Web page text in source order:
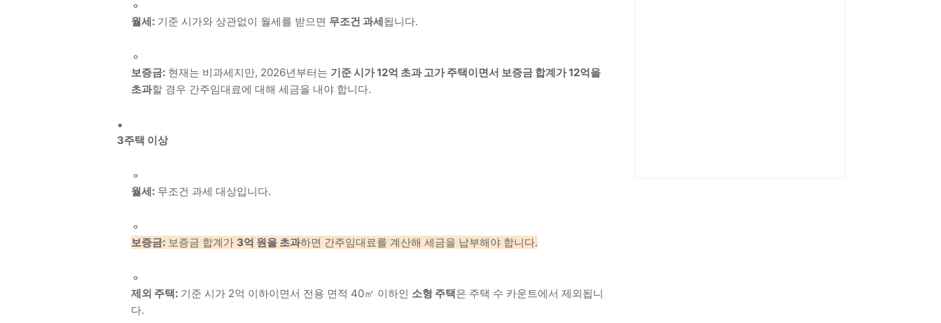
월세: 기준 시가와 상관없이 월세를 받으면 무조건 과세됩니다.
보증금: 현재는 비과세지만, 2026년부터는 기준 시가 12억 초과 고가 주택이면서 보증금 합계가 12억을
초과할 경우 간주임대료에 대해 세금을 내야 합니다.
3주택 이상
월세: 무조건 과세 대상입니다.
보증금: 보증금 합계가 3억 원을 초과하면 간주임대료를 계산해 세금을 납부해야 합니다.
제외 주택: 기준 시가 2억 이하이면서 전용 면적 40㎡ 이하인 소형 주택은 주택 수 카운트에서 제외됩니
다.